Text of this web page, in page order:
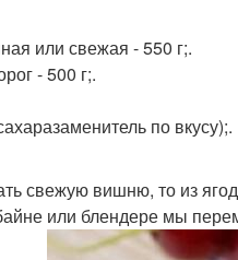
или свежая - 550 г;.
- 500 г;.
по вкусу);.
свежую вишню, то из
или блендере мы